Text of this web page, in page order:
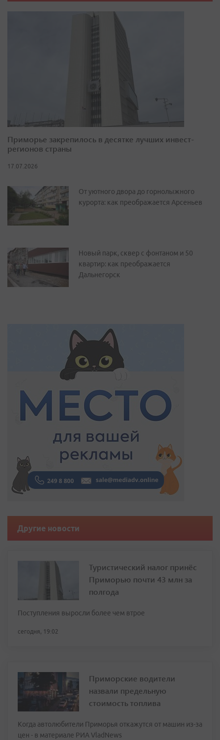
Приморье закрепилось в десятке лучших инвест-
регионов страны
17.07.2026
От уютного двора до горнолыжного
курорта: как преображается Арсеньев
Новый парк, сквер с фонтаном и 50
квартир: как преображается
Дальнегорск
Другие новости
Туристический налог принёс
Приморью почти 43 млн за
полгода
Поступления выросли более чем втрое
сегодня, 19:02
Приморские водители
назвали предельную
стоимость топлива
Когда автолюбители Приморья откажутся от машин из-за
цен - в материале РИА VladNews